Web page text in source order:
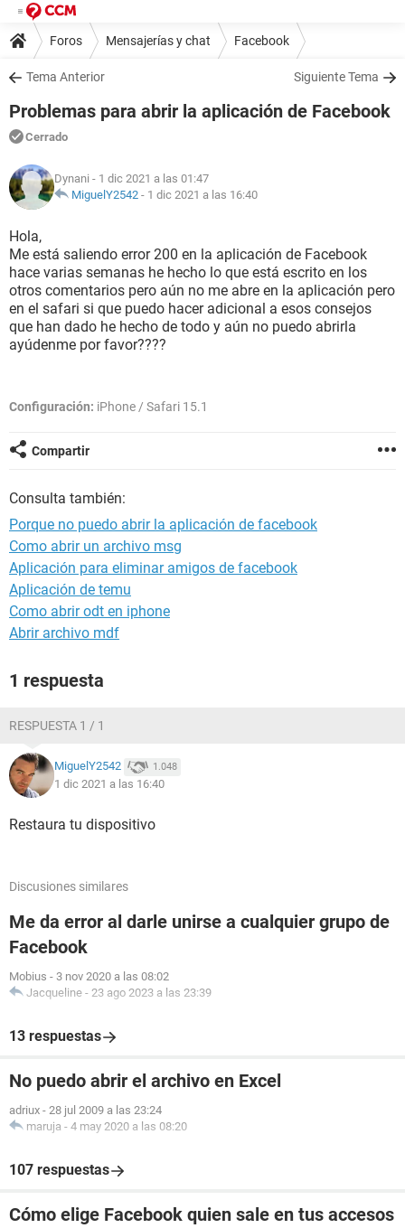
Foros Mensajerías y chat Facebook
Tema Anterior Siguiente Tema
Problemas para abrir la aplicación de Facebook
Cerrado
Dynani - 1 dic 2021 a las 01:47
MiguelY2542 - 1 dic 2021 a las 16:40
Hola,
Me está saliendo error 200 en la aplicación de Facebook
hace varias semanas he hecho lo que está escrito en los
otros comentarios pero aún no me abre en la aplicación pero
en el safari si que puedo hacer adicional a esos consejos
que han dado he hecho de todo y aún no puedo abrirla
ayúdenme por favor????
Configuración: iPhone / Safari 15.1
Compartir
Consulta también:
Porque no puedo abrir la aplicación de facebook
Como abrir un archivo msg
Aplicación para eliminar amigos de facebook
Aplicación de temu
Como abrir odt en iphone
Abrir archivo mdf
1 respuesta
RESPUESTA 1 / 1
MiguelY2542 1.048
1 dic 2021 a las 16:40
Restaura tu dispositivo
Discusiones similares
Me da error al darle unirse a cualquier grupo de
Facebook
Mobius - 3 nov 2020 a las 08:02
Jacqueline - 23 ago 2023 a las 23:39
13 respuestas
No puedo abrir el archivo en Excel
adriux - 28 jul 2009 a las 23:24
maruja - 4 may 2020 a las 08:20
107 respuestas
Cómo elige Facebook quien sale en tus accesos